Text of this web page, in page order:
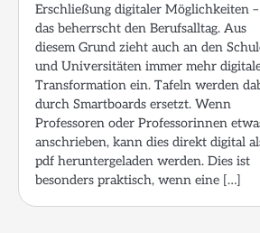
Erschließung digitaler Möglichkeiten
das beherrscht den Berufsalltag. Aus
diesem Grund zieht auch an den
und Universitäten immer mehr
Transformation ein. Tafeln werden
durch Smartboards ersetzt. Wenn
Professoren oder Professorinnen
anschrieben, kann dies direkt digital
pdf heruntergeladen werden. Dies ist
besonders praktisch, wenn eine […]